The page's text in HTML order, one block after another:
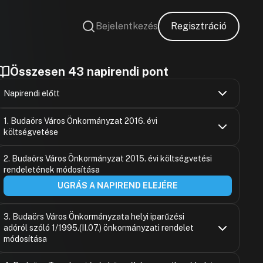
Bejelentkezés Regisztráció
Összesen 43 napirendi pont
Napirendi előtt
Hozzászólások Löfler Dávid
Dr. Bakó
Dr.
Gáspár Béla
Lőrincz
Császárné
Dr. Tóth
1. Budaörs Város Önkormányzat 2016. évi
költségvetése
Hozzászólások Dr.
Dr. Bocsi
Gáspár Béla
Löfler Dávid
2. Budaörs Város Önkormányzat 2015. évi költségvetési
rendeletének módosítása
UGRÁS A NAPIREND ELEJÉRE
3. Budaörs Város Önkormányzata helyi iparűzési
adóról szóló 1/1995.(II.07.) önkormányzati rendelet
módosítása
Dr. Ritter